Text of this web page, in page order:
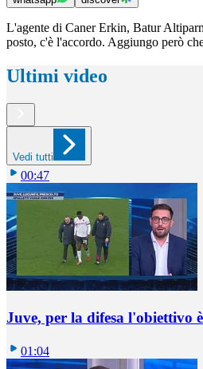
L'agente di Caner Erkin, Batur
posto, c'è l'accordo. Aggiungo però
Ultimi video
Vedi tutti
00:47
Juve, per la difesa l'obiettivo
01:04